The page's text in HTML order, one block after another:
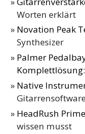
Worten erklärt
Novation Peak
Synthesizer
Palmer
Komplettlösung
Native
HeadRush
wissen musst